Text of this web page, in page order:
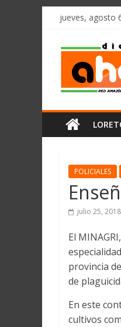
олимп казино
Saltarjueves, agosto
Cadena
Amazónica
de
Noticias
del
Perú,
Mundo
Ucayali,
San
Martín
POLICIALES
julio 25, 2018
El
provincia
de
En este
cultivos